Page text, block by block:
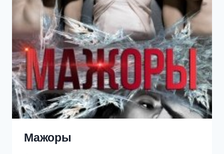
Мажоры